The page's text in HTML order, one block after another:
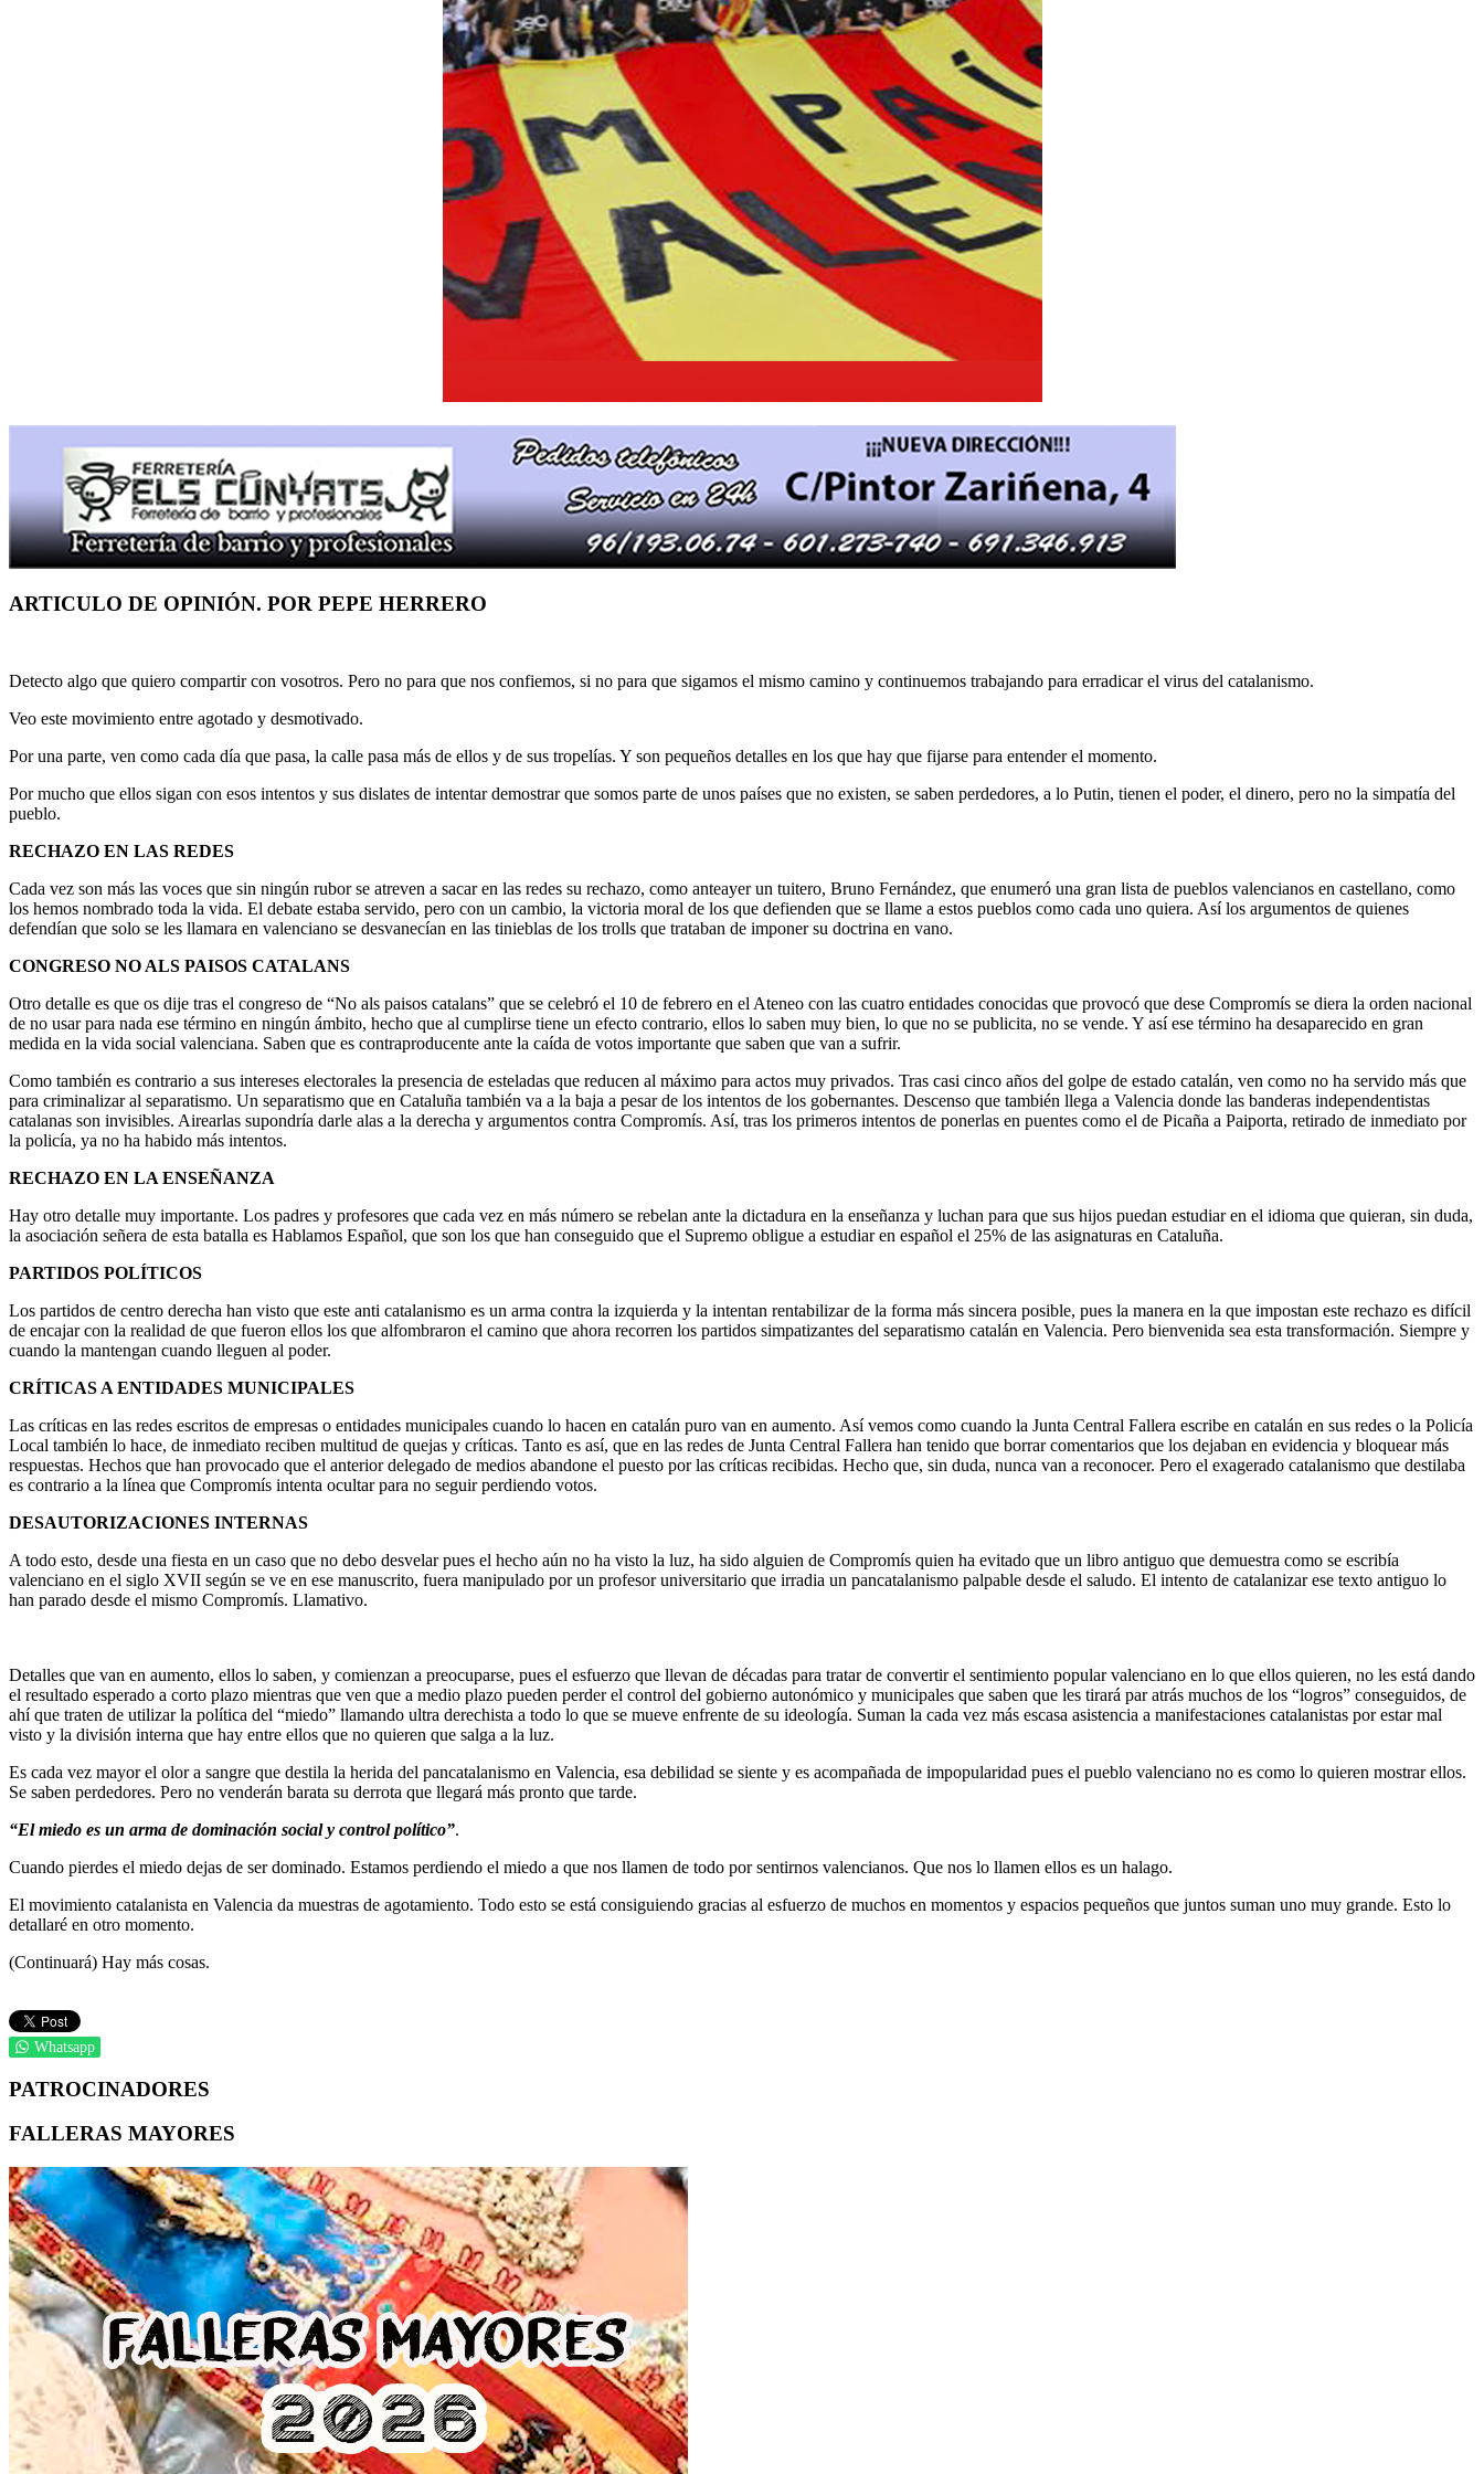
ARTICULO DE OPINIÓN. POR PEPE HERRERO
Detecto algo que quiero compartir con vosotros. Pero no para que nos confiemos, si no para que sigamos el mismo camino y continuemos trabajando para erradicar el virus del catalanismo.
Veo este movimiento entre agotado y desmotivado.
Por una parte, ven como cada día que pasa, la calle pasa más de ellos y de sus tropelías. Y son pequeños detalles en los que hay que fijarse para entender el momento.
Por mucho que ellos sigan con esos intentos y sus dislates de intentar demostrar que somos parte de unos países que no existen, se saben perdedores, a lo Putin, tienen el poder, el dinero, pero no la simpatía del
pueblo.
RECHAZO EN LAS REDES
Cada vez son más las voces que sin ningún rubor se atreven a sacar en las redes su rechazo, como anteayer un tuitero, Bruno Fernández, que enumeró una gran lista de pueblos valencianos en castellano, como
los hemos nombrado toda la vida. El debate estaba servido, pero con un cambio, la victoria moral de los que defienden que se llame a estos pueblos como cada uno quiera. Así los argumentos de quienes
defendían que solo se les llamara en valenciano se desvanecían en las tinieblas de los trolls que trataban de imponer su doctrina en vano.
CONGRESO NO ALS PAISOS CATALANS
Otro detalle es que os dije tras el congreso de “No als paisos catalans” que se celebró el 10 de febrero en el Ateneo con las cuatro entidades conocidas que provocó que dese Compromís se diera la orden nacional
de no usar para nada ese término en ningún ámbito, hecho que al cumplirse tiene un efecto contrario, ellos lo saben muy bien, lo que no se publicita, no se vende. Y así ese término ha desaparecido en gran
medida en la vida social valenciana. Saben que es contraproducente ante la caída de votos importante que saben que van a sufrir.
Como también es contrario a sus intereses electorales la presencia de esteladas que reducen al máximo para actos muy privados. Tras casi cinco años del golpe de estado catalán, ven como no ha servido más que
para criminalizar al separatismo. Un separatismo que en Cataluña también va a la baja a pesar de los intentos de los gobernantes. Descenso que también llega a Valencia donde las banderas independentistas
catalanas son invisibles. Airearlas supondría darle alas a la derecha y argumentos contra Compromís. Así, tras los primeros intentos de ponerlas en puentes como el de Picaña a Paiporta, retirado de inmediato por
la policía, ya no ha habido más intentos.
RECHAZO EN LA ENSEÑANZA
Hay otro detalle muy importante. Los padres y profesores que cada vez en más número se rebelan ante la dictadura en la enseñanza y luchan para que sus hijos puedan estudiar en el idioma que quieran, sin duda,
la asociación señera de esta batalla es Hablamos Español, que son los que han conseguido que el Supremo obligue a estudiar en español el 25% de las asignaturas en Cataluña.
PARTIDOS POLÍTICOS
Los partidos de centro derecha han visto que este anti catalanismo es un arma contra la izquierda y la intentan rentabilizar de la forma más sincera posible, pues la manera en la que impostan este rechazo es difícil
de encajar con la realidad de que fueron ellos los que alfombraron el camino que ahora recorren los partidos simpatizantes del separatismo catalán en Valencia. Pero bienvenida sea esta transformación. Siempre y
cuando la mantengan cuando lleguen al poder.
CRÍTICAS A ENTIDADES MUNICIPALES
Las críticas en las redes escritos de empresas o entidades municipales cuando lo hacen en catalán puro van en aumento. Así vemos como cuando la Junta Central Fallera escribe en catalán en sus redes o la Policía
Local también lo hace, de inmediato reciben multitud de quejas y críticas. Tanto es así, que en las redes de Junta Central Fallera han tenido que borrar comentarios que los dejaban en evidencia y bloquear más
respuestas. Hechos que han provocado que el anterior delegado de medios abandone el puesto por las críticas recibidas. Hecho que, sin duda, nunca van a reconocer. Pero el exagerado catalanismo que destilaba
es contrario a la línea que Compromís intenta ocultar para no seguir perdiendo votos.
DESAUTORIZACIONES INTERNAS
A todo esto, desde una fiesta en un caso que no debo desvelar pues el hecho aún no ha visto la luz, ha sido alguien de Compromís quien ha evitado que un libro antiguo que demuestra como se escribía
valenciano en el siglo XVII según se ve en ese manuscrito, fuera manipulado por un profesor universitario que irradia un pancatalanismo palpable desde el saludo. El intento de catalanizar ese texto antiguo lo
han parado desde el mismo Compromís. Llamativo.
Detalles que van en aumento, ellos lo saben, y comienzan a preocuparse, pues el esfuerzo que llevan de décadas para tratar de convertir el sentimiento popular valenciano en lo que ellos quieren, no les está dando
el resultado esperado a corto plazo mientras que ven que a medio plazo pueden perder el control del gobierno autonómico y municipales que saben que les tirará par atrás muchos de los “logros” conseguidos, de
ahí que traten de utilizar la política del “miedo” llamando ultra derechista a todo lo que se mueve enfrente de su ideología. Suman la cada vez más escasa asistencia a manifestaciones catalanistas por estar mal
visto y la división interna que hay entre ellos que no quieren que salga a la luz.
Es cada vez mayor el olor a sangre que destila la herida del pancatalanismo en Valencia, esa debilidad se siente y es acompañada de impopularidad pues el pueblo valenciano no es como lo quieren mostrar ellos.
Se saben perdedores. Pero no venderán barata su derrota que llegará más pronto que tarde.
“El miedo es un arma de dominación social y control político”.
Cuando pierdes el miedo dejas de ser dominado. Estamos perdiendo el miedo a que nos llamen de todo por sentirnos valencianos. Que nos lo llamen ellos es un halago.
El movimiento catalanista en Valencia da muestras de agotamiento. Todo esto se está consiguiendo gracias al esfuerzo de muchos en momentos y espacios pequeños que juntos suman uno muy grande. Esto lo
detallaré en otro momento.
(Continuará) Hay más cosas.
Whatsapp
PATROCINADORES
FALLERAS MAYORES